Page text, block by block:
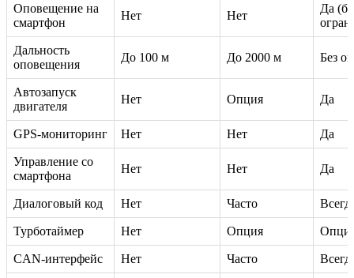
Оповещение на
смартфон
Нет Нет
Да
Дальность
оповещения
До 100 м До 2000 м Без
Автозапуск
двигателя
Нет Опция Да
GPS-мониторинг Нет Нет Да
Управление со
смартфона
Нет Нет Да
Диалоговый код Нет Часто
Турботаймер Нет Опция
CAN-интерфейс Нет Часто